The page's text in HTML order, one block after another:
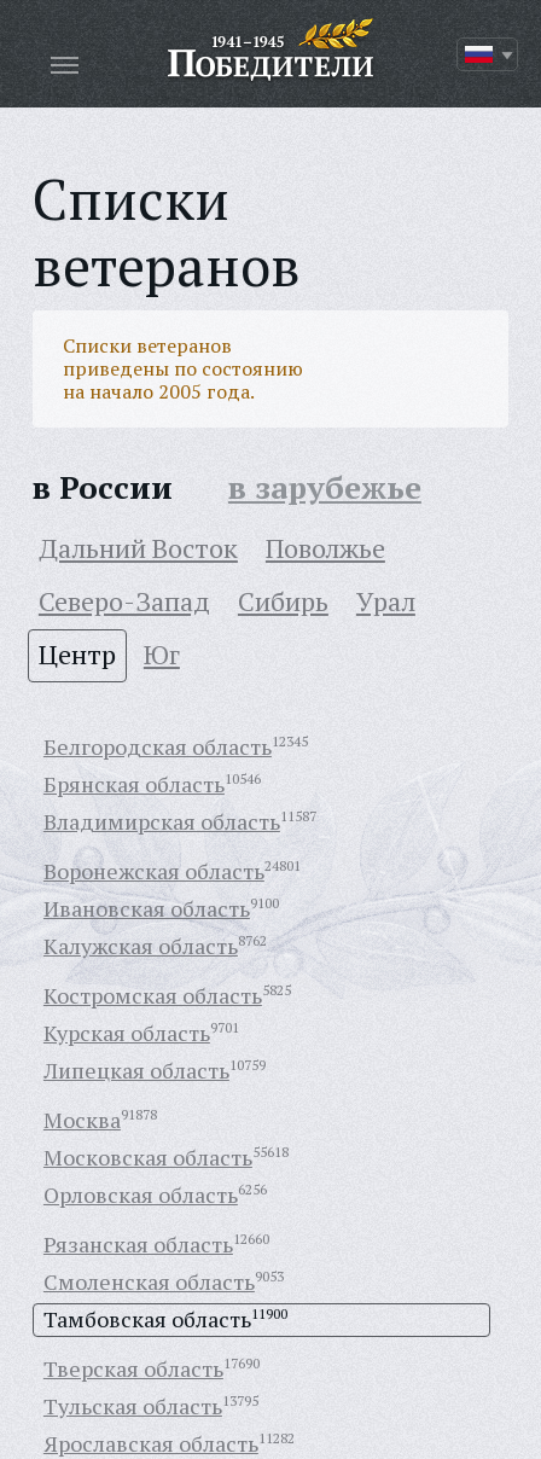
Списки
ветеранов
Списки ветеранов
приведены по состоянию
на начало 2005 года.
в России в зарубежье
Дальний Восток
Поволжье
Северо-Запад
Сибирь
Урал
Центр
Юг
Белгородская область12345
Брянская область10546
Владимирская область11587
Воронежская область24801
Ивановская область9100
Калужская область8762
Костромская область5825
Курская область9701
Липецкая область10759
Москва91878
Московская область55618
Орловская область6256
Рязанская область12660
Смоленская область9053
Тамбовская область11900
Тверская область17690
Тульская область13795
Ярославская область11282